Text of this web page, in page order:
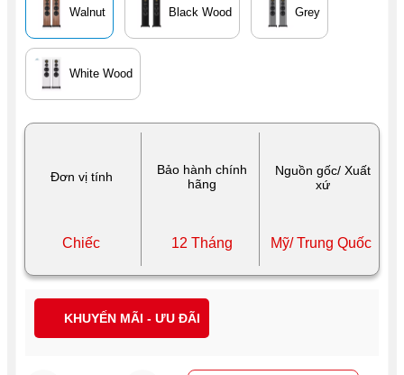
Đơn vị tính
Bảo hành chính
hãng
Nguồn gốc/ Xuất
xứ
Chiếc 12 Tháng Mỹ/ Trung Quốc
Walnut Black Wood Grey
White Wood
KHUYẾN MÃI - ƯU ĐÃI